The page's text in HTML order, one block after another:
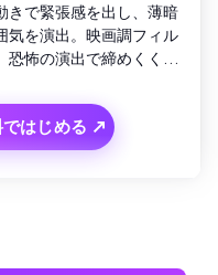
きで緊張感を出し、薄暗
気を演出。映画調フィル
恐怖の演出で締めくく
ではじめる ↗